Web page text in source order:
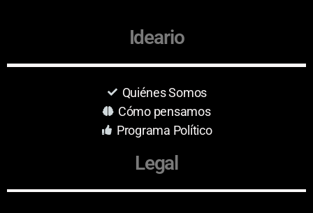
Ideario
Quiénes Somos
Cómo pensamos
Programa Político
Legal